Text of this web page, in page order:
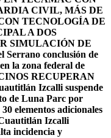
CIVIL, MÁS DE
TECNOLOGÍA DE
A DOS
SIMULACIÓN DE
Serrano conclusión de
la zona federal de
RECUPERAN
Izcalli suspende
de Luna Parc por
elementos adicionales
Izcalli
incidencia y